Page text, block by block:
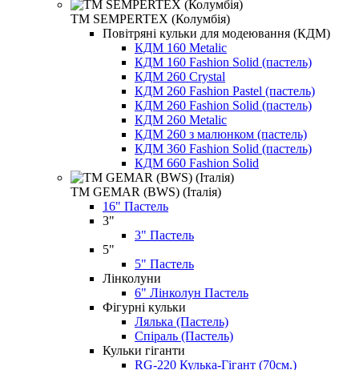
ТМ SEMPERTEX (Колумбія)
Повітряні кульки для модеювання (КДМ)
КДМ 160 Metalic
КДМ 160 Fashion Solid (пастель)
КДМ 260 Crystal
КДМ 260 Fashion Pastel (пастель)
КДМ 260 Fashion Solid (пастель)
КДМ 260 Metalic
КДМ 260 з малюнком (пастель)
КДМ 360 Fashion Solid (пастель)
КДМ 660 Fashion Solid
ТМ GEMAR (BWS) (Італія)
16" Пастель
3"
3" Пастель
5"
5" Пастель
Лінколуни
6" Лінколун Пастель
Фігурні кульки
Лялька (Пастель)
Спіраль (Пастель)
Кульки гіганти
RG-220 Кулька-Гігант (70см.)